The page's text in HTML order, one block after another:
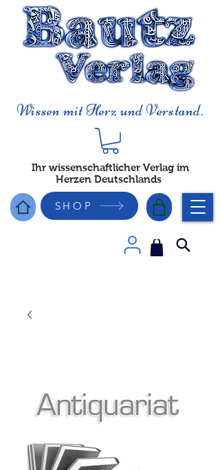
Wissen mit Herz und Verstand.
Ihr wissenschaftlicher Verlag im
Herzen Deutschlands
SHOP